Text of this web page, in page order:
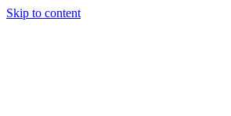
Skip to content